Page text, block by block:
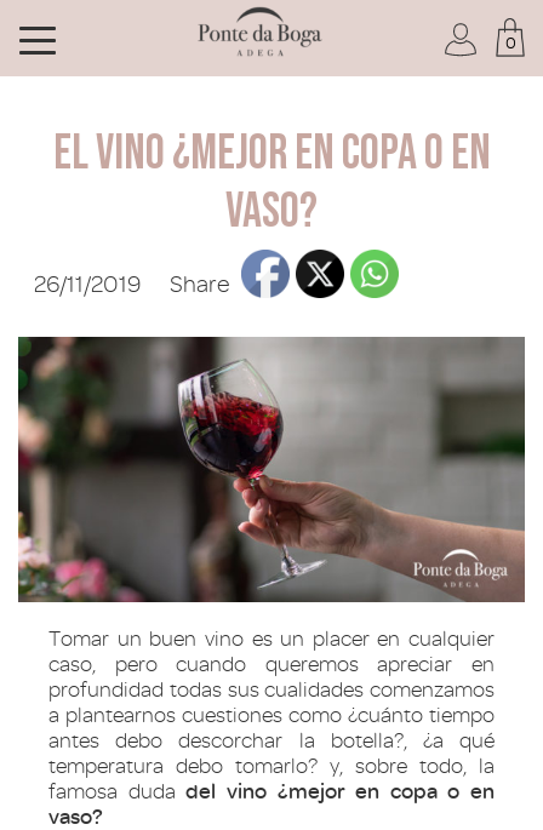
I have forgotten my password
ENTER
0
El vino ¿mejor en copa o en
vaso?
26/11/2019 Share
Tomar un buen vino es un placer en cualquier
caso, pero cuando queremos apreciar en
profundidad todas sus cualidades comenzamos
a plantearnos cuestiones como ¿cuánto tiempo
antes debo descorchar la botella?, ¿a qué
temperatura debo tomarlo? y, sobre todo, la
famosa dudadel vino ¿mejor en copa o en
vaso?